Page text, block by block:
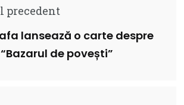
precedent
lansează o carte despre
de povești”